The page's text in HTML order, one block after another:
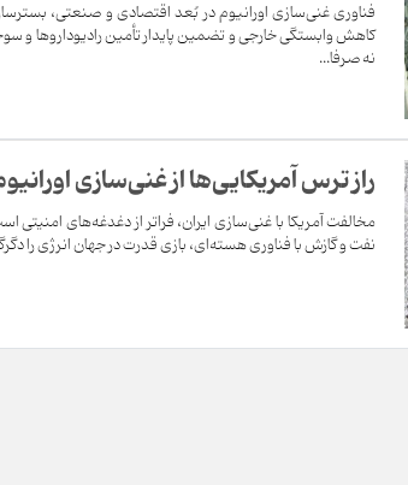
فناوری غنی‌سازی اورانیوم در بُعد اقتصادی و صنعتی،
کاهش وابستگی خارجی و تضمین پایدار تأمین رادیوداروها و
نه صرفا...
راز ترس آمریکایی‌ها از غنی‌سازی
مخالفت آمریکا با غنی‌سازی ایران، فراتر از دغدغه‌های
نفت و گازش با فناوری هسته‌ای، بازی قدرت در جهان انرژی را